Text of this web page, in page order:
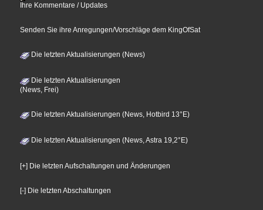
Ihre Kommentare / Updates
Senden Sie ihre Anregungen/Vorschläge dem KingOfSat
Die letzten Aktualisierungen (News)
Die letzten Aktualisierungen
(News, Frei)
Die letzten Aktualisierungen (News, Hotbird 13°E)
Die letzten Aktualisierungen (News, Astra 19,2°E)
[+] Die letzten Aufschaltungen und Änderungen
[-] Die letzten Abschaltungen